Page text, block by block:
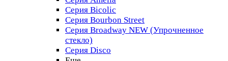
Серия Bicolic
Серия Bourbon Street
Серия Broadway NEW (Упрочненное
стекло)
Серия Disco